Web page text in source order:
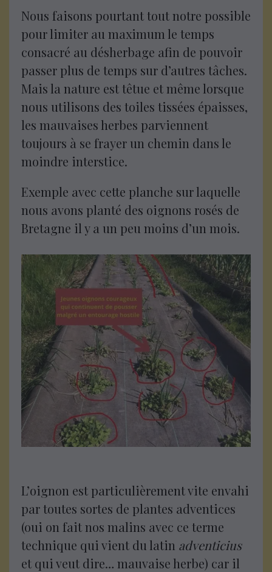
Nous faisons pourtant tout notre possible
pour limiter au maximum le temps
consacré au désherbage afin de pouvoir
passer plus de temps sur d’autres tâches.
Mais la nature est têtue et même lorsque
nous utilisons des toiles tissées épaisses,
les mauvaises herbes parviennent
toujours à se frayer un chemin dans le
moindre interstice.
Exemple avec cette planche sur laquelle
nous avons planté des oignons rosés de
Bretagne il y a un peu moins d’un mois.
L’oignon est particulièrement vite envahi
par toutes sortes de plantes adventices
(oui on fait nos malins avec ce terme
technique qui vient du latin adventicius
et qui veut dire… mauvaise herbe) car il